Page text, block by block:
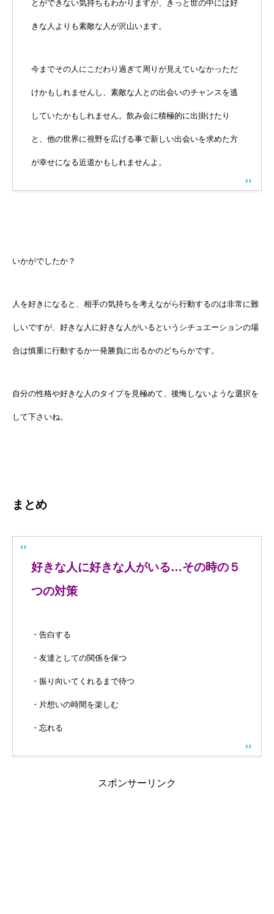
とができない気持ちもわかりますが、きっと世の中には好
きな人よりも素敵な人が沢山います。
今までその人にこだわり過ぎて周りが見えていなかっただ
けかもしれませんし、素敵な人との出会いのチャンスを逃
していたかもしれません。飲み会に積極的に出掛けたり
と、他の世界に視野を広げる事で新しい出会いを求めた方
が幸せになる近道かもしれませんよ。
いかがでしたか？
人を好きになると、相手の気持ちを考えながら行動するのは非常に難
しいですが、好きな人に好きな人がいるというシチュエーションの場
合は慎重に行動するか一発勝負に出るかのどちらかです。
自分の性格や好きな人のタイプを見極めて、後悔しないような選択を
して下さいね。
まとめ
好きな人に好きな人がいる…その時の５
つの対策
・告白する
・友達としての関係を保つ
・振り向いてくれるまで待つ
・片想いの時間を楽しむ
・忘れる
スポンサーリンク